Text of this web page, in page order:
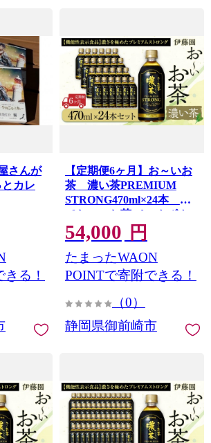
さんが
カレ
る！
【定期便6ヶ月】お～いお
茶 濃い茶PREMIUM
STRONG470ml×24本
［おーいお茶 ペットボト
ル ケース 箱 伊藤園 静岡］
54,000 円
たまったWAON
POINTで寄附できる！
（0）
静岡県御前崎市